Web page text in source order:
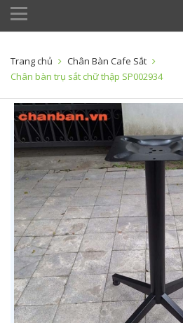
Trang chủ
Chân Bàn Cafe Sắt
Chân bàn trụ sắt chữ thập SP002934